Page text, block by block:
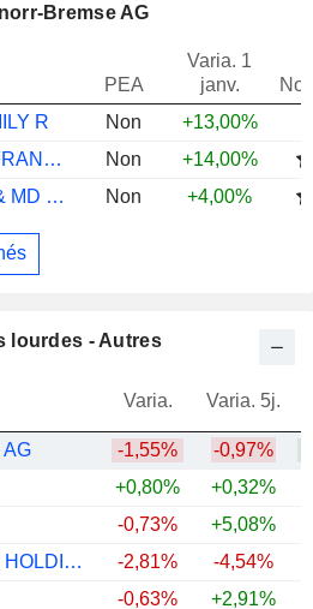
Bremse AG
PEA
Varia. 1
janv.
R
Non
+13,00%
LAZARD GLOBAL EQ FRANCHISE J ACC GBP
Non
+14,00%
UBS LUX GRMNY SM & MD CP EQ FD P ACC
Non +4,00%
lourdes - Autres
Varia. Varia. 5j.
AG -1,55% -0,97%
+0,80% +0,32%
-0,73% +5,08%
DAIMLER TRUCK HOLDING AG
-2,81% -4,54%
-0,63% +2,91%